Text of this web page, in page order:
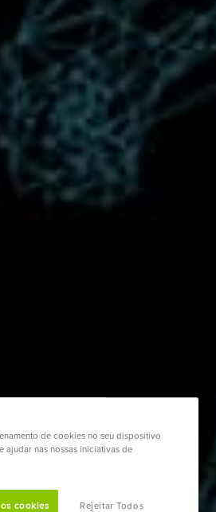
de cookies no seu dispositivo
ajudar nas nossas iniciativas de
Rejeitar Todos
cookies